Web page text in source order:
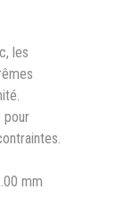
les
pour
mm